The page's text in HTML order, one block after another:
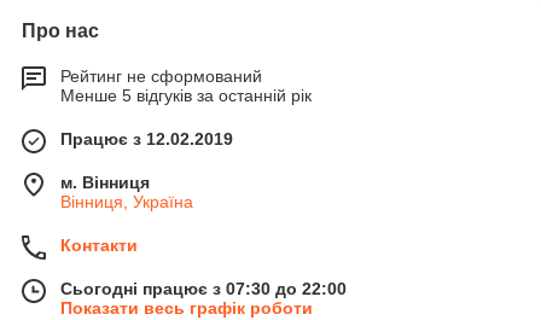
Про нас
Рейтинг не сформований
Менше 5 відгуків за останній рік
Працює з 12.02.2019
м. Вінниця
Вінниця, Україна
Контакти
Сьогодні працює з 07:30 до 22:00
Показати весь графік роботи